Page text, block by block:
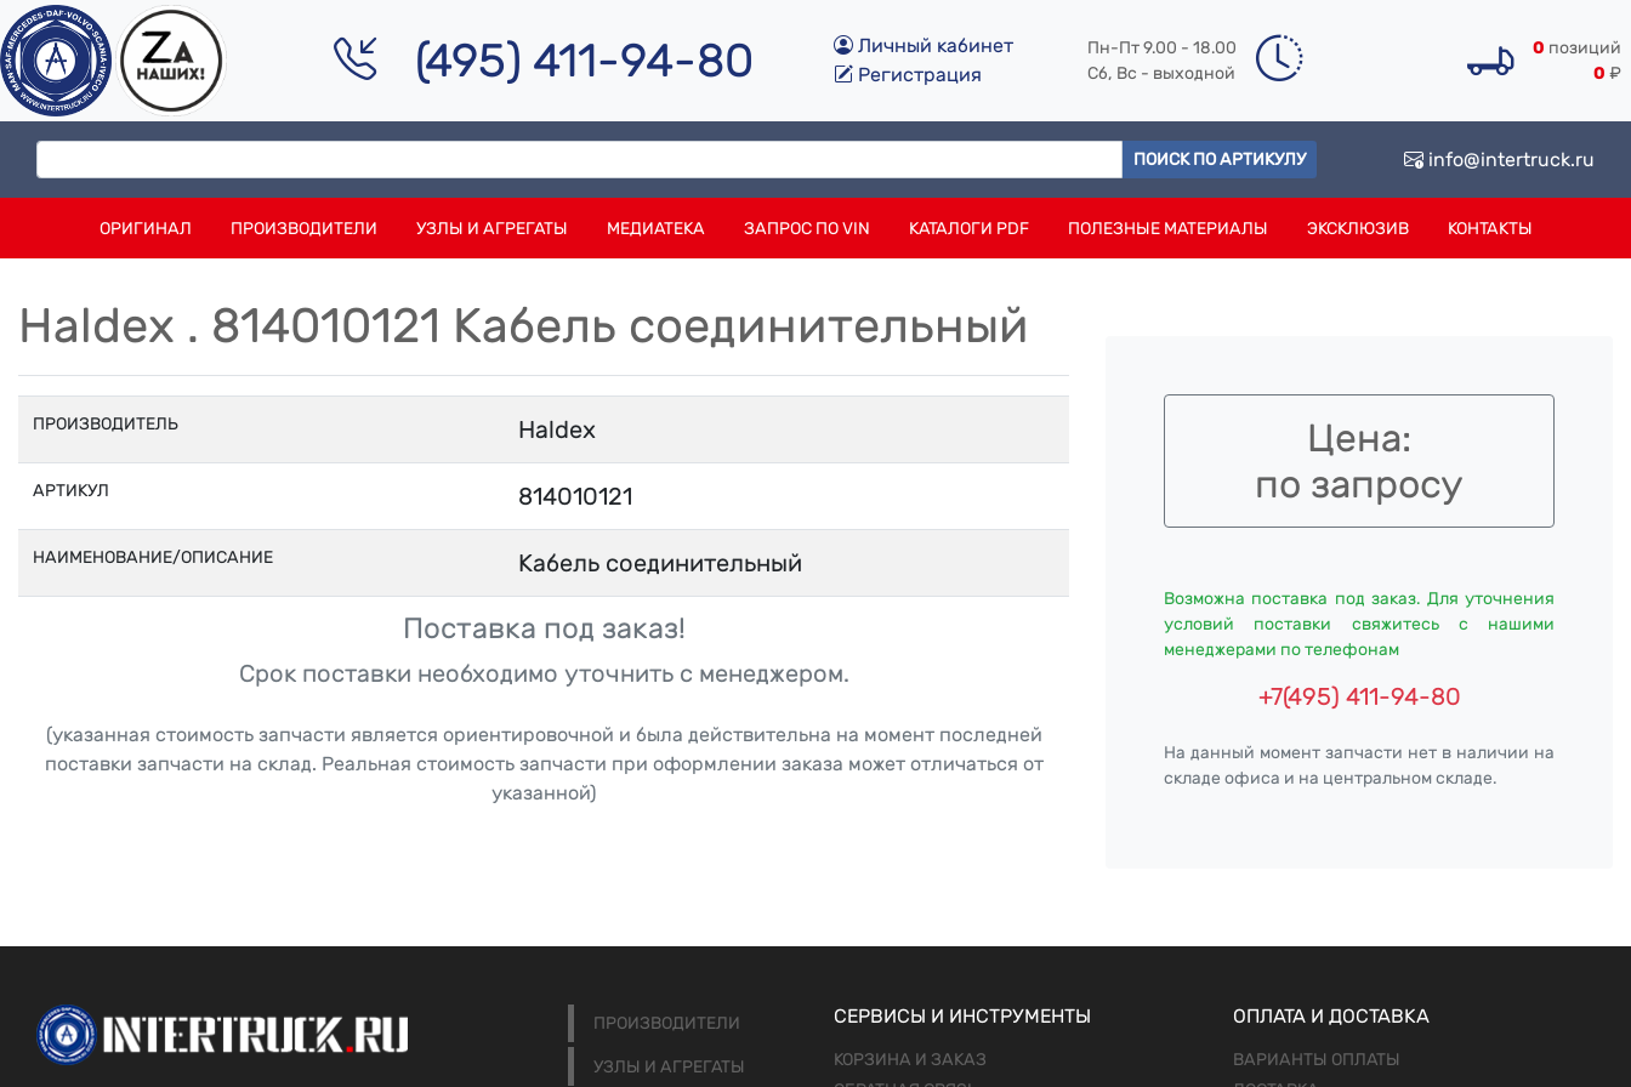
(495) 411-94-80
Личный кабинет
Регистрация
Пн-Пт 9.00 - 18.00
Сб, Вс - выходной
0 позиций
0 ₽
ПОИСК ПО АРТИКУЛУ info@intertruck.ru
ОРИГИНАЛ ПРОИЗВОДИТЕЛИ УЗЛЫ И АГРЕГАТЫ МЕДИАТЕКА ЗАПРОС ПО VIN КАТАЛОГИ PDF ПОЛЕЗНЫЕ МАТЕРИАЛЫ ЭКСКЛЮЗИВ КОНТАКТЫ
Haldex . 814010121 Кабель соединительный
ПРОИЗВОДИТЕЛЬ Haldex
АРТИКУЛ 814010121
НАИМЕНОВАНИЕ/ОПИСАНИЕ Кабель соединительный
Поставка под заказ!
Срок поставки необходимо уточнить с менеджером.
(указанная стоимость запчасти является ориентировочной и была действительна на момент последней
поставки запчасти на склад. Реальная стоимость запчасти при оформлении заказа может отличаться от
указанной)
Цена:
по запросу
Возможна поставка под заказ. Для уточнения
условий поставки свяжитесь с нашими
менеджерами по телефонам
+7(495) 411-94-80
На данный момент запчасти нет в наличии на
складе офиса и на центральном складе.
ПРОИЗВОДИТЕЛИ
УЗЛЫ И АГРЕГАТЫ
СЕРВИСЫ И ИНСТРУМЕНТЫ
КОРЗИНА И ЗАКАЗ
ОПЛАТА И ДОСТАВКА
ВАРИАНТЫ ОПЛАТЫ